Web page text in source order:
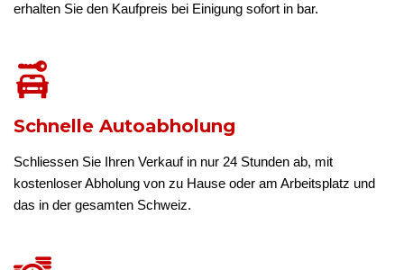
erhalten Sie den Kaufpreis bei Einigung sofort in bar.
Schnelle Autoabholung
Schliessen Sie Ihren Verkauf in nur 24 Stunden ab, mit
kostenloser Abholung von zu Hause oder am Arbeitsplatz und
das in der gesamten Schweiz.